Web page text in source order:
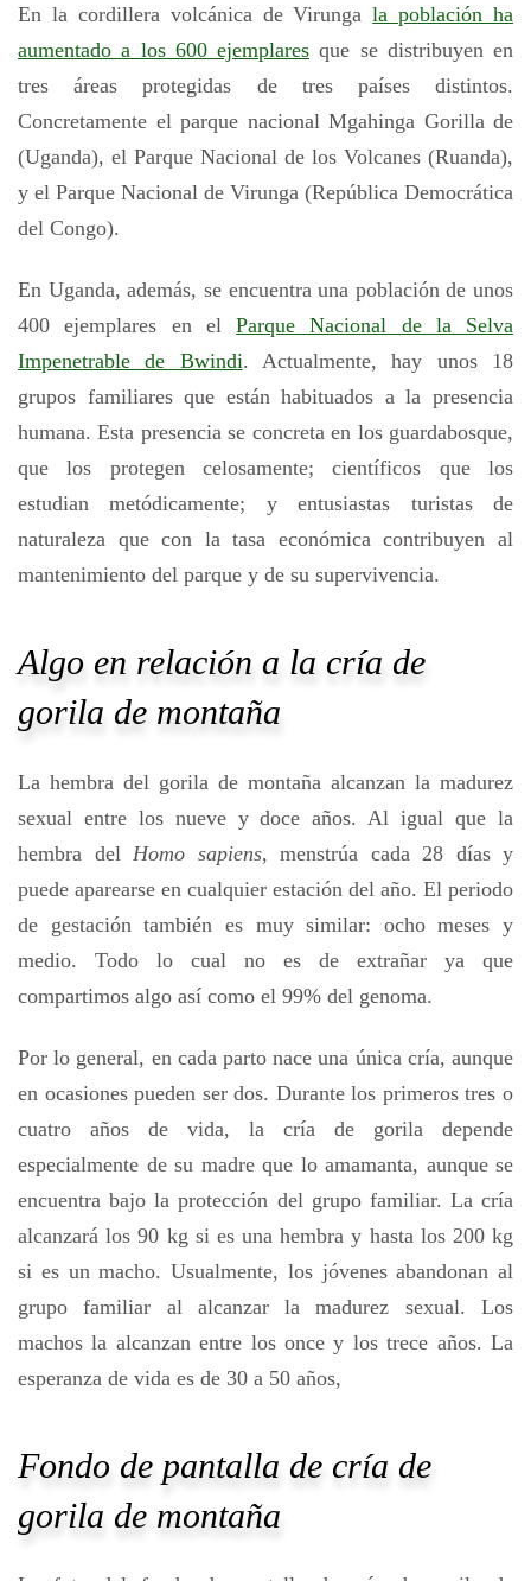
En la cordillera volcánica de Virungala población ha
aumentado a los 600 ejemplares que se distribuyen en
tres áreas protegidas de tres países distintos.
Concretamente el parque nacional Mgahinga Gorilla de
(Uganda), el Parque Nacional de los Volcanes (Ruanda),
y el Parque Nacional de Virunga (República Democrática
del Congo).
En Uganda, además, se encuentra una población de unos
400 ejemplares en el Parque Nacional de la Selva
Impenetrable de Bwindi. Actualmente, hay unos 18
grupos familiares que están habituados a la presencia
humana. Esta presencia se concreta en los guardabosque,
que los protegen celosamente; científicos que los
estudian metódicamente; y entusiastas turistas de
naturaleza que con la tasa económica contribuyen al
mantenimiento del parque y de su supervivencia.
Algo en relación a la cría de
gorila de montaña
La hembra del gorila de montaña alcanzan la madurez
sexual entre los nueve y doce años. Al igual que la
hembra del Homo sapiens, menstrúa cada 28 días y
puede aparearse en cualquier estación del año. El periodo
de gestación también es muy similar: ocho meses y
medio. Todo lo cual no es de extrañar ya que
compartimos algo así como el 99% del genoma.
Por lo general, en cada parto nace una única cría, aunque
en ocasiones pueden ser dos. Durante los primeros tres o
cuatro años de vida, la cría de gorila depende
especialmente de su madre que lo amamanta, aunque se
encuentra bajo la protección del grupo familiar. La cría
alcanzará los 90 kg si es una hembra y hasta los 200 kg
si es un macho. Usualmente, los jóvenes abandonan al
grupo familiar al alcanzar la madurez sexual. Los
machos la alcanzan entre los once y los trece años. La
esperanza de vida es de 30 a 50 años,
Fondo de pantalla de cría de
gorila de montaña